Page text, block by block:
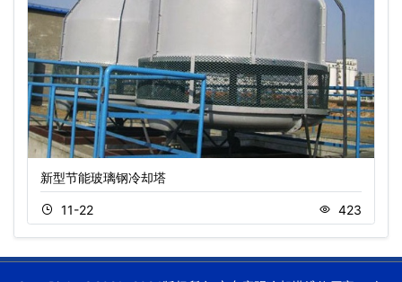
新型节能玻璃钢冷却塔
11-22 423